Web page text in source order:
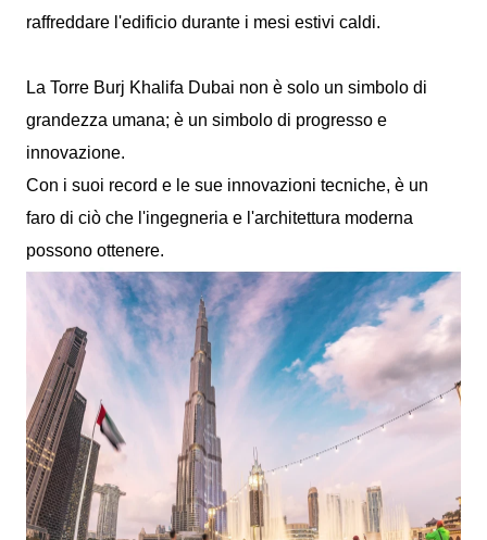
raffreddare l'edificio durante i mesi estivi caldi.
La Torre Burj Khalifa Dubai non è solo un simbolo di
grandezza umana; è un simbolo di progresso e
innovazione.
Con i suoi record e le sue innovazioni tecniche, è un
faro di ciò che l'ingegneria e l'architettura moderna
possono ottenere.